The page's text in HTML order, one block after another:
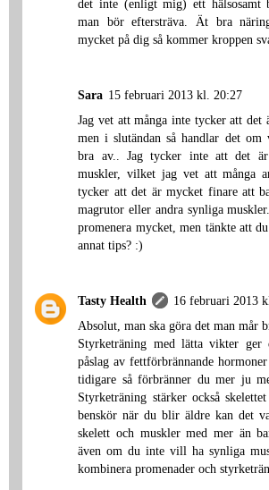
det inte (enligt mig) ett hälsosamt
man bör eftersträva. Ät bra
mycket på dig så kommer kroppen
Sara 15 februari 2013 kl. 20:27
Jag vet att många inte tycker att det
men i slutändan så handlar det om
bra av.. Jag tycker inte att det
muskler, vilket jag vet att många
tycker att det är mycket finare att
magrutor eller andra synliga
promenera mycket, men tänkte att
annat tips? :)
Tasty Health
16 februari 2013
Absolut, man ska göra det man mår
Styrketräning med lätta vikter ger
påslag av fettförbrännande
tidigare så förbränner du mer ju
Styrketräning stärker också
benskör när du blir äldre kan det
skelett och muskler med mer än
även om du inte vill ha synliga
kombinera promenader och